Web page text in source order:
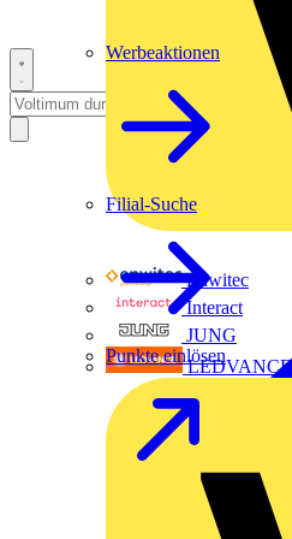
Enwitec
Interact
JUNG
LEDVANCE
Werbeaktionen
Filial-Suche
Punkte einlösen